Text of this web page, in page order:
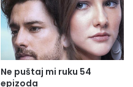
Ne puštaj mi ruku 54
epizoda